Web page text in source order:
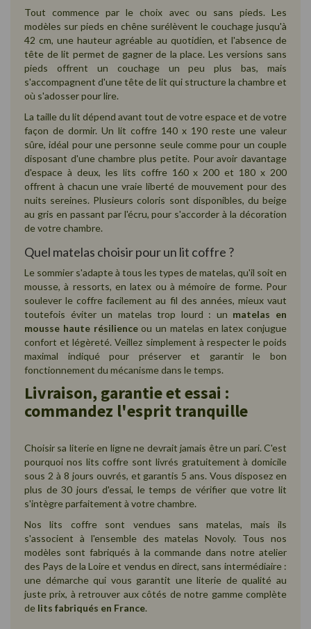
Tout commence par le choix avec ou sans pieds. Les
modèles sur pieds en chêne surélèvent le couchage jusqu'à
42 cm, une hauteur agréable au quotidien, et l'absence de
tête de lit permet de gagner de la place. Les versions sans
pieds offrent un couchage un peu plus bas, mais
s'accompagnent d'une tête de lit qui structure la chambre et
où s'adosser pour lire.
La taille du lit dépend avant tout de votre espace et de votre
façon de dormir. Un lit coffre 140 x 190 reste une valeur
sûre, idéal pour une personne seule comme pour un couple
disposant d'une chambre plus petite. Pour avoir davantage
d'espace à deux, les lits coffre 160 x 200 et 180 x 200
offrent à chacun une vraie liberté de mouvement pour des
nuits sereines. Plusieurs coloris sont disponibles, du beige
au gris en passant par l'écru, pour s'accorder à la décoration
de votre chambre.
Quel matelas choisir pour un lit coffre ?
Le sommier s'adapte à tous les types de matelas, qu'il soit en
mousse, à ressorts, en latex ou à mémoire de forme. Pour
soulever le coffre facilement au fil des années, mieux vaut
toutefois éviter un matelas trop lourd : un matelas en
mousse haute résilienceou un matelas en latex conjugue
confort et légèreté. Veillez simplement à respecter le poids
maximal indiqué pour préserver et garantir le bon
fonctionnement du mécanisme dans le temps.
Livraison, garantie et essai :
commandez l'esprit tranquille
Choisir sa literie en ligne ne devrait jamais être un pari. C'est
pourquoi nos lits coffre sont livrés gratuitement à domicile
sous 2 à 8 jours ouvrés, et garantis 5 ans. Vous disposez en
plus de 30 jours d'essai, le temps de vérifier que votre lit
s'intègre parfaitement à votre chambre.
Nos lits coffre sont vendues sans matelas, mais ils
s'associent à l'ensemble des matelas Novoly. Tous nos
modèles sont fabriqués à la commande dans notre atelier
des Pays de la Loire et vendus en direct, sans intermédiaire :
une démarche qui vous garantit une literie de qualité au
juste prix, à retrouver aux côtés de notre gamme complète
de lits fabriqués en France.